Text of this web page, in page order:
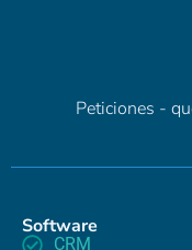
Peticiones -
Software
CRM